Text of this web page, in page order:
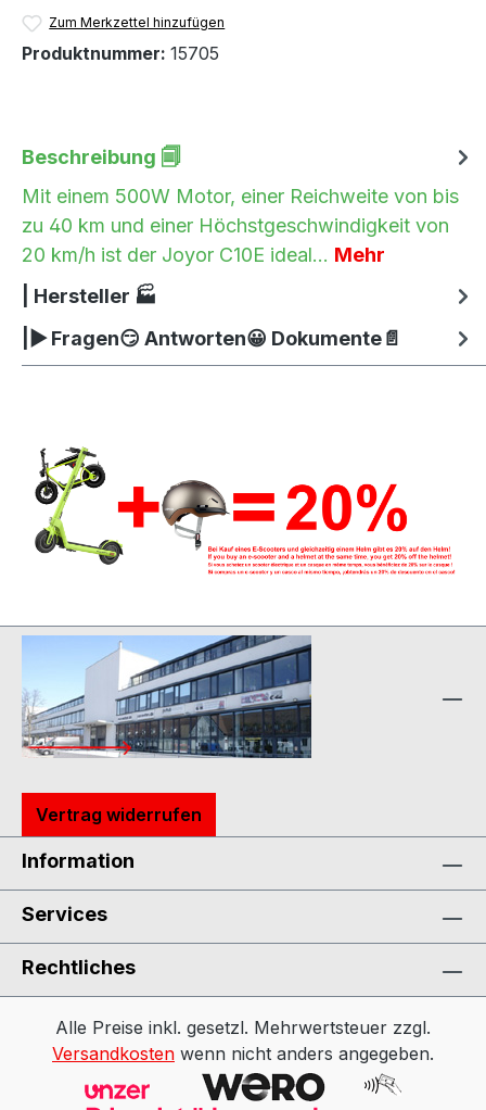
Zum Merkzettel hinzufügen
Produktnummer: 15705
Beschreibung 🗐
Mit einem 500W Motor, einer Reichweite von bis
zu 40 km und einer Höchstgeschwindigkeit von
20 km/h ist der Joyor C10E ideal… Mehr
| Hersteller 🏭
|▶ Fragen😏 Antworten😀 Dokumente📄
Vertrag widerrufen
Information
Services
Rechtliches
Alle Preise inkl. gesetzl. Mehrwertsteuer zzgl.
Versandkosten wenn nicht anders angegeben.